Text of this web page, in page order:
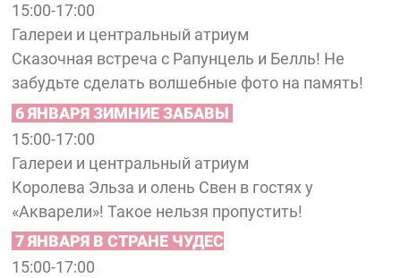
15:00-17:00
Галереи и центральный атриум
Сказочная встреча с Рапунцель и Белль! Не
забудьте сделать волшебные фото на память!
6 ЯНВАРЯ ЗИМНИЕ ЗАБАВЫ
15:00-17:00
Галереи и центральный атриум
Королева Эльза и олень Свен в гостях у
«Акварели»! Такое нельзя пропустить!
7 ЯНВАРЯ В СТРАНЕ ЧУДЕС
15:00-17:00